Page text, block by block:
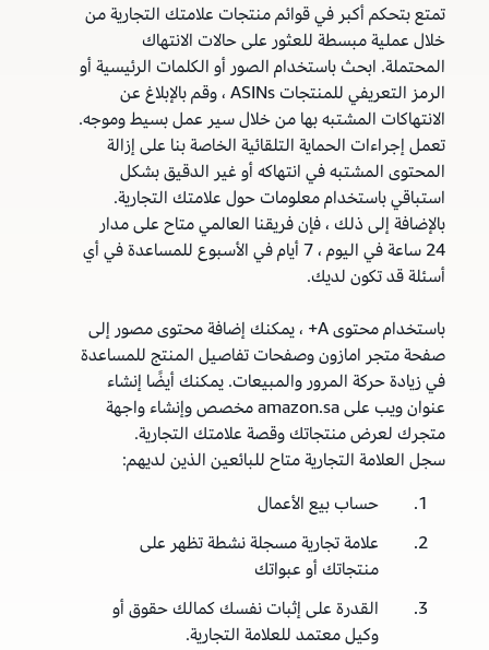
تمتع بتحكم أكبر في قوائم منتجات علامتك التجارية من
خلال عملية مبسطة للعثور على حالات الانتهاك
المحتملة. ابحث باستخدام الصور أو الكلمات الرئيسية أو
الرمز التعريفي للمنتجات ASINs ، وقم بالإبلاغ عن
الانتهاكات المشتبه بها من خلال سير عمل بسيط وموجه.
تعمل إجراءات الحماية التلقائية الخاصة بنا على إزالة
المحتوى المشتبه في انتهاكه أو غير الدقيق بشكل
استباقي باستخدام معلومات حول علامتك التجارية.
بالإضافة إلى ذلك ، فإن فريقنا العالمي متاح على مدار
24 ساعة في اليوم ، 7 أيام في الأسبوع للمساعدة في أي
أسئلة قد تكون لديك.
باستخدام محتوى A+ ، يمكنك إضافة محتوى مصور إلى
صفحة متجر امازون وصفحات تفاصيل المنتج للمساعدة
في زيادة حركة المرور والمبيعات. يمكنك أيضًا إنشاء
عنوان ويب على amazon.sa مخصص وإنشاء واجهة
متجرك لعرض منتجاتك وقصة علامتك التجارية.
سجل العلامة التجارية متاح للبائعين الذين لديهم:
1.
حساب بيع الأعمال
2.
علامة تجارية مسجلة نشطة تظهر على
منتجاتك أو عبواتك
3.
القدرة على إثبات نفسك كمالك حقوق أو
وكيل معتمد للعلامة التجارية.